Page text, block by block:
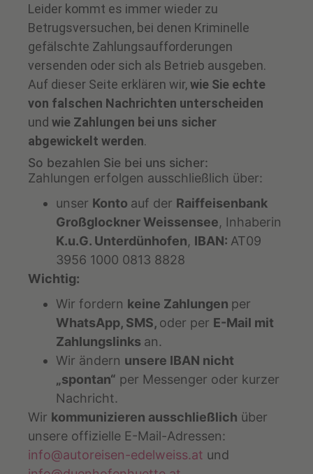
Leider kommt es immer wieder zu
Betrugsversuchen, bei denen Kriminelle
gefälschte Zahlungsaufforderungen
versenden oder sich als Betrieb ausgeben.
Auf dieser Seite erklären wir,wie Sie echte
von falschen Nachrichten unterscheiden
und wie Zahlungen bei uns sicher
abgewickelt werden.
So bezahlen Sie bei uns sicher:
Zahlungen erfolgen ausschließlich über:
unser Konto auf der Raiffeisenbank
Großglockner Weissensee, Inhaberin
K.u.G. Unterdünhofen, IBAN: AT09
3956 1000 0813 8828
Wichtig:
Wir fordern keine Zahlungen per
WhatsApp, SMS, oder per E-Mail mit
Zahlungslinks an.
Wir ändern unsere IBAN nicht
„spontan“ per Messenger oder kurzer
Nachricht.
Wir kommunizieren ausschließlich über
unsere offizielle E-Mail-Adressen:
info@autoreisen-edelweiss.at und